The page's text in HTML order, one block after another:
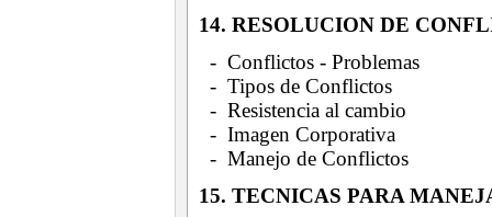
14. RESOLUCION DE
- Conflictos - Problemas
- Tipos de Conflictos
- Resistencia al cambio
- Imagen Corporativa
- Manejo de Conflictos
15. TECNICAS PARA